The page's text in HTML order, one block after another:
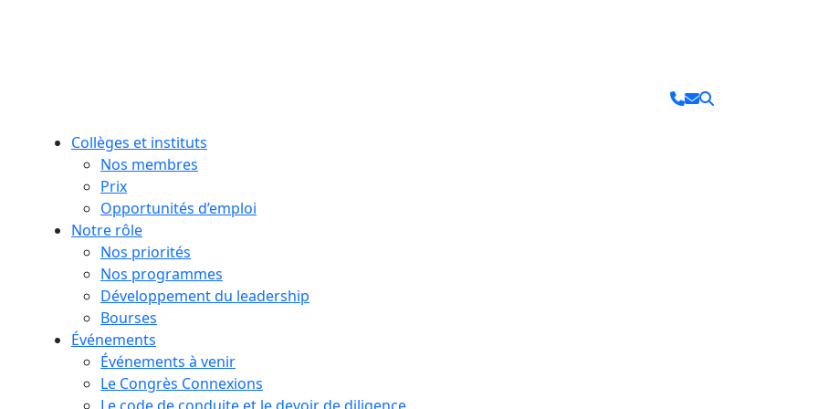
Collèges et instituts
Nos membres
Prix
Opportunités d’emploi
Notre rôle
Nos priorités
Nos programmes
Développement du leadership
Bourses
Événements
Événements à venir
Le Congrès Connexions